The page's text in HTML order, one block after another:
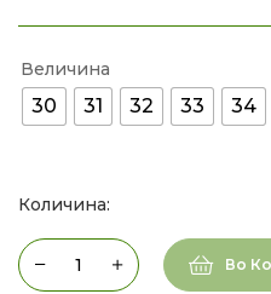
Величина
30 31 32 33 34
Количина:
Во